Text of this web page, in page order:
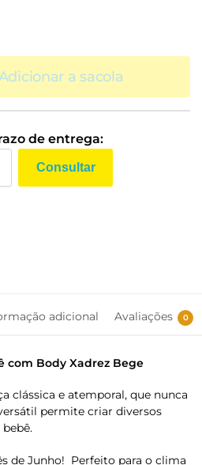
a sacola
de entrega:
Consultar
adicional Avaliações 0
com Body Xadrez Bege
clássica e atemporal, que nunca
permite criar diversos
de Junho! Perfeito para o clima